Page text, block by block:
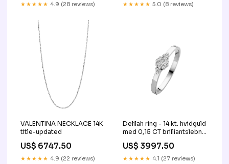
★★★★★ 4.9 (28 reviews) ★★★★★ 5.0 (8 reviews)
VALENTINA NECKLACE 14K
title-updated
US$ 6747.50
★★★★★ 4.9 (22 reviews)
Delilah ring - 14 kt. hvidguld
med 0,15 CT brilliantslebne
diamanter title-updated
US$ 3997.50
★★★★★ 4.1 (27 reviews)